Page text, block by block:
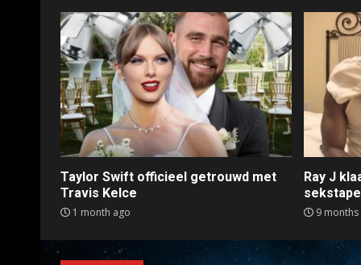
Taylor Swift officieel getrouwd met
Travis Kelce
1 month ago
Ray J
sekstape
9 months